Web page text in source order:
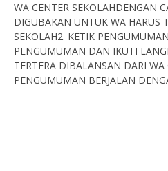
WA CENTER SEKOLAHDENGAN
DIGUBAKAN UNTUK WA HARUS
SEKOLAH2. KETIK
PENGUMUMAN DAN IKUTI
TERTERA DIBALANSAN DARI WA
PENGUMUMAN BERJALAN